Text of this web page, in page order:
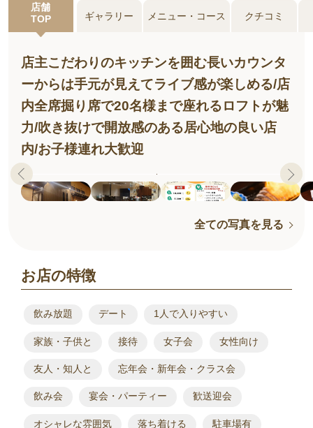
店舗
TOP
ギャラリー メニュー・コース クチコミ
店主こだわりのキッチンを囲む長いカウンタ
ーからは手元が見えてライブ感が楽しめる/店
内全席掘り席で20名様まで座れるロフトが魅
力/吹き抜けで開放感のある居心地の良い店
内/お子様連れ大歓迎
全ての写真を見る
お店の特徴
飲み放題 デート 1人で入りやすい
家族・子供と 接待 女子会 女性向け
友人・知人と 忘年会・新年会・クラス会
飲み会 宴会・パーティー 歓送迎会
オシャレな雰囲気 落ち着ける 駐車場有